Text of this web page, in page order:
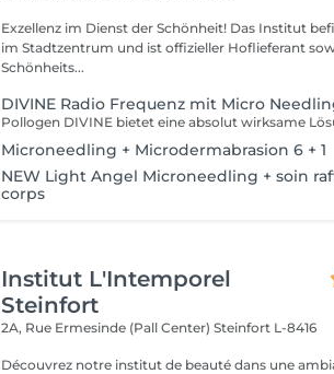
Exzellenz im Dienst der Schönheit! Das Institut befindet sich seit 1970
im Stadtzentrum und ist offizieller Hoflieferant
Schönheits...
DIVINE Radio Frequenz mit Micro
Microneedling + Microdermabrasion 6 + 1
NEW Light Angel Microneedling + soin
corps
Institut L'Intemporel
Steinfort
2A, Rue Ermesinde (Pall Center)Steinfort L-8416
Découvrez notre institut de beauté dans une